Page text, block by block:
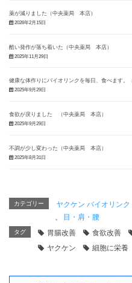
薬が減りました（中央薬局 本店）
2026年2月15日
酷い発作が落ち着いた（中央薬局 本店）
2025年11月29日
健康な体作りにバイオリンクを毎日、食べます。
2025年9月29日
食欲が戻りました （中央薬局 本店）
2025年9月29日
不調が少し変わった（中央薬局 本店）
2025年8月31日
カテゴリー ヤクケン バイオリンク
目・肩・腰
タグ 胃腸改善 食欲改善
ヤクケン
細胞に栄養